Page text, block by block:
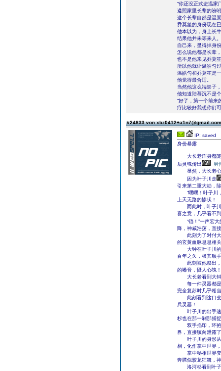
“你还没正式进温家
遵照家里长辈的吩
这个长辈自然是温
乔莫笙的身份现在
他本以为，身上长
结果他并未等来人。
自己来，显得掉身
怎么说他都是长辈
也不是他来见乔莫
所以他就让温皓匀
温皓匀和乔莫笙是
他觉得最合适。
当然他这么端架子
他知道陆慕沉不是
“好了，第一个前来
疗比较好我想你们
#24833 von
IP: saved
身份暴露
大长老浑身都笼
后灵魂传出
男
显然，大长老心
因为叶子川走
引来第二重大劫，
“嘿嘿！叶子川，
上天无路的惨状！
而此时，叶子川
喜之意，几乎看不
“铛！”一声宏大
降，神威浩荡，直
此刻为了对付大
的玄黄血脉息息相
大钟在叶子川的
百年之久，极其顺
此刻被他祭出，
的嗓音，慑人心魄！
大长老看到大钟
每一件灵器都是
完全复苏时几乎相
此刻看到这口变
兵灵器！
叶子川的出手速
杉也在那一刹那捕
双手掐印，环抱
界，直接镇向泄露
叶子川的身形从
相，化作掌中世界
掌中秘相世界变
奔腾似蛟龙狂舞，
洛河杉看到叶子